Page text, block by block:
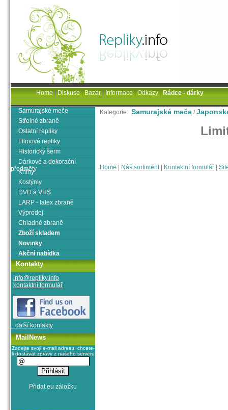
Kategorie : Samurajské meče /
Home Náš sortiment| Kontaktní formulář
Samurajské meče
Střelné zbraně
Ostatní repliky
Filmové repliky
Historický šerm
Dárkové a dekorační
předměty
Knihy
Kostýmy
DVD a VHS
LARP - latex zbraně
Výprodej
Chladné zbraně
Zboží skladem
Novinky
Akční nabídka
Kontakty
info@repliky.info
kontaktní formulář
.. další kontakty
MailNews
Zadejte svoji e-mail adresu, chcete-
li dostávat zprávy z našeho serveru
Home|Diskuse|Bazar|Informace|Odkazy|Rádce - dárky